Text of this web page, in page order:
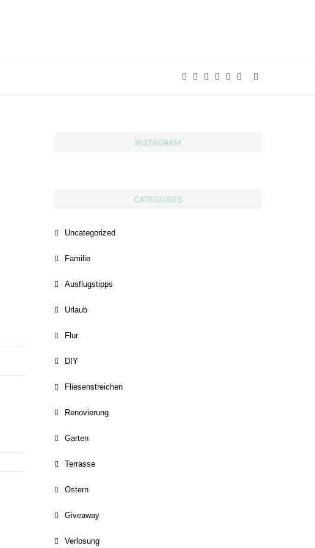
INSTAGRAM
CATEGORIES
Uncategorized
Familie
Ausflugstipps
Urlaub
Flur
DIY
Fliesenstreichen
Renovierung
Garten
Terrasse
Ostern
Giveaway
Verlosung